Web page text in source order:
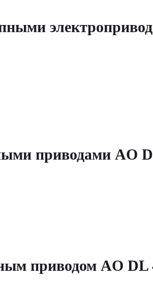
приводами AO
приводом AO DL